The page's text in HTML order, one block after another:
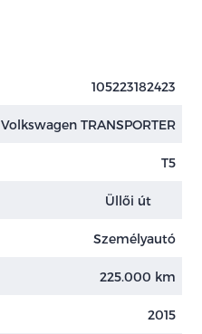
105223182423
Volkswagen TRANSPORTER
T5
Üllői út
Személyautó
225.000 km
2015